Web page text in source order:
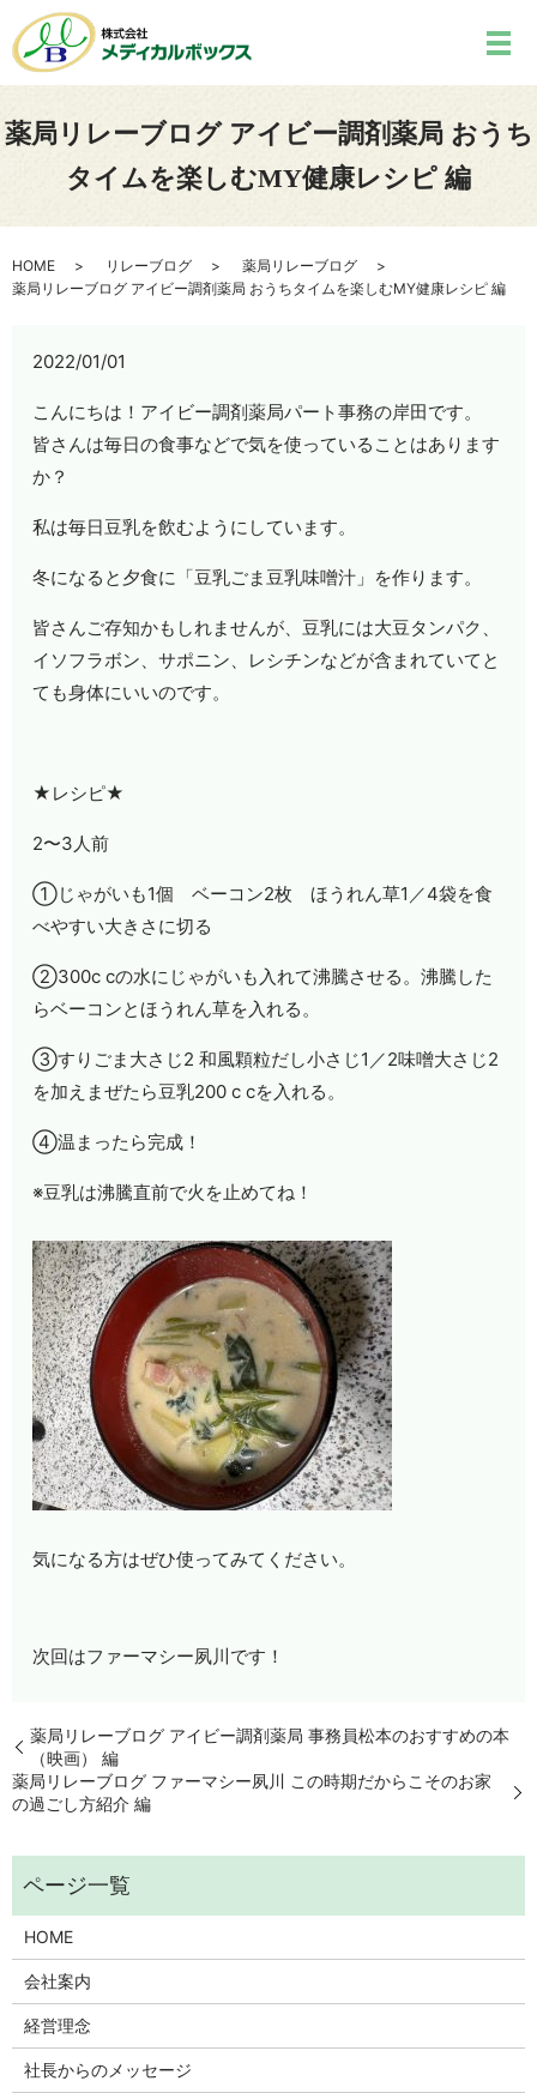
薬局リレーブログ アイビー調剤薬局 おうち
タイムを楽しむMY健康レシピ 編
HOME リレーブログ
薬局リレーブログ
薬局リレーブログ アイビー調剤薬局 おうちタイムを楽しむMY健康レシピ 編
2022/01/01
こんにちは！アイビー調剤薬局パート事務の岸田です。
皆さんは毎日の食事などで気を使っていることはあります
か？
私は毎日豆乳を飲むようにしています。
冬になると夕食に「豆乳ごま豆乳味噌汁」を作ります。
皆さんご存知かもしれませんが、豆乳には大豆タンパク、
イソフラボン、サポニン、レシチンなどが含まれていてと
ても身体にいいのです。
★レシピ★
2〜3人前
①じゃがいも1個 ベーコン2枚 ほうれん草1 ／4袋を食
べやすい大きさに切る
②300c cの水にじゃがいも入れて沸騰させる。沸騰した
らベーコンとほうれん草を入れる。
③すりごま大さじ2和風顆粒だし小さじ1 ／2味噌大さじ2
を加えまぜたら豆乳200 c cを入れる。
④温まったら完成！
※豆乳は沸騰直前で火を止めてね！
気になる方はぜひ使ってみてください。
次回はファーマシー夙川です！
薬局リレーブログ アイビー調剤薬局 事務員松本のおすすめの本
（映画） 編
薬局リレーブログ ファーマシー夙川 この時期だからこそのお家
の過ごし方紹介 編
HOME
会社案内
経営理念
社長からのメッセージ